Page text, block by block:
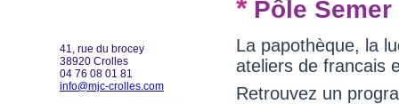
41, rue du brocey
38920 Crolles
04 76 08 01 81
info@mjc-crolles.com
* Pôle
La papothèque, la
ateliers de francais
Retrouvez un